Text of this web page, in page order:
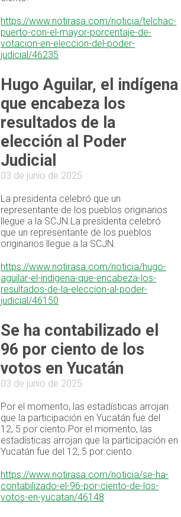
https://www.notirasa.com/noticia/telchac-
puerto-con-el-mayor-porcentaje-de-
votacion-en-eleccion-del-poder-
judicial/46235
Hugo Aguilar, el indígena
que encabeza los
resultados de la
elección al Poder
Judicial
03 de junio de 2025
La presidenta celebró que un
representante de los pueblos originarios
llegue a la SCJN.La presidenta celebró
que un representante de los pueblos
originarios llegue a la SCJN.
https://www.notirasa.com/noticia/hugo-
aguilar-el-indigena-que-encabeza-los-
resultados-de-la-eleccion-al-poder-
judicial/46150
Se ha contabilizado el
96 por ciento de los
votos en Yucatán
03 de junio de 2025
Por el momento, las estadísticas arrojan
que la participación en Yucatán fue del
12,.5 por ciento.Por el momento, las
estadísticas arrojan que la participación en
Yucatán fue del 12,.5 por ciento.
https://www.notirasa.com/noticia/se-ha-
contabilizado-el-96-por-ciento-de-los-
votos-en-yucatan/46148